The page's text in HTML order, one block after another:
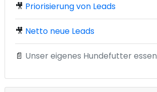
🎥 Priorisierung von Leads
🎥 Netto neue Leads
📄 Unser eigenes Hundefutter essen